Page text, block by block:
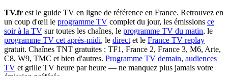
TV.fr est le guide TV en ligne de référence en France. Retrouvez en
un coup d'œil le programme TV complet du jour, les émissions ce
soir à la TV sur toutes les chaînes, le programme TV du matin, le
programme TV cet après-midi, le direct et le France TV replay
gratuit. Chaînes TNT gratuites : TF1, France 2, France 3, M6, Arte,
C8, W9, TMC et bien d'autres. Programme TV demain, audiences
TV et grille TV heure par heure — ne manquez plus jamais votre